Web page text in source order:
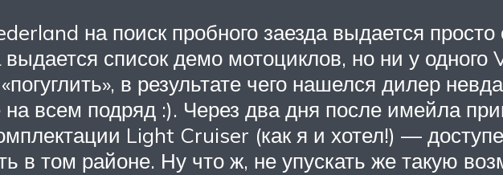
на поиск пробного заезда выдается
список демо мотоциклов, но ни у одного
в результате чего нашелся дилер
на всем подряд :). Через два дня после имейла
Light Cruiser (как я и хотел!) —
в том районе. Ну что ж, не упускать же такую